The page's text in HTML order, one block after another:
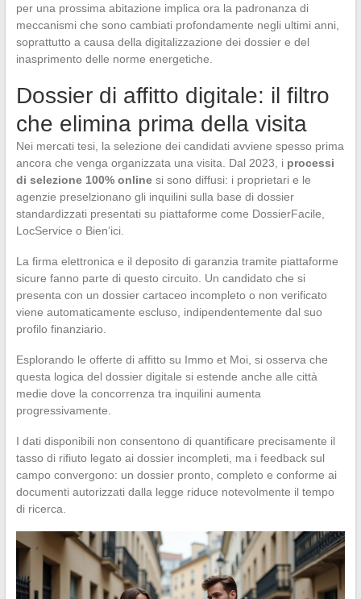
per una prossima abitazione implica ora la padronanza di
meccanismi che sono cambiati profondamente negli ultimi anni,
soprattutto a causa della digitalizzazione dei dossier e del
inasprimento delle norme energetiche.
Dossier di affitto digitale: il filtro
che elimina prima della visita
Nei mercati tesi, la selezione dei candidati avviene spesso prima
ancora che venga organizzata una visita. Dal 2023, i processi
di selezione 100% onlinesi sono diffusi: i proprietari e le
agenzie preselzionano gli inquilini sulla base di dossier
standardizzati presentati su piattaforme come DossierFacile,
LocService o Bien’ici.
La firma elettronica e il deposito di garanzia tramite piattaforme
sicure fanno parte di questo circuito. Un candidato che si
presenta con un dossier cartaceo incompleto o non verificato
viene automaticamente escluso, indipendentemente dal suo
profilo finanziario.
Esplorando le offerte di affitto su Immo et Moi, si osserva che
questa logica del dossier digitale si estende anche alle città
medie dove la concorrenza tra inquilini aumenta
progressivamente.
I dati disponibili non consentono di quantificare precisamente il
tasso di rifiuto legato ai dossier incompleti, ma i feedback sul
campo convergono: un dossier pronto, completo e conforme ai
documenti autorizzati dalla legge riduce notevolmente il tempo
di ricerca.